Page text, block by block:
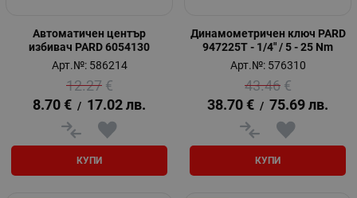
Автоматичен център
избивач PARD 6054130
Арт.№: 586214
12.27 €
8.70 € / 17.02 лв.
КУПИ
Динамометричен ключ PARD
947225T - 1/4" / 5 - 25 Nm
Арт.№: 576310
43.46 €
38.70 € / 75.69 лв.
КУПИ